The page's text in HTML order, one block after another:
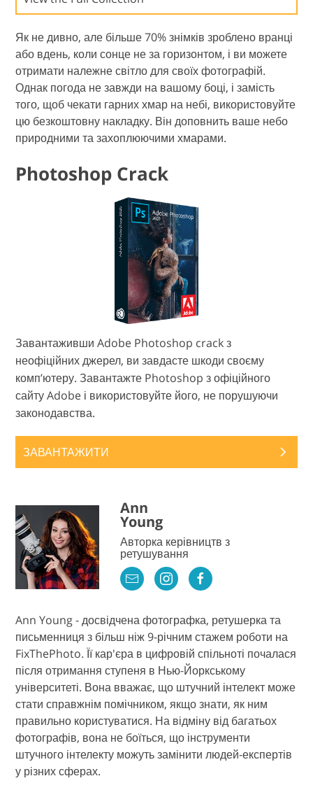
Як не дивно, але більше 70% знімків зроблено вранці
або вдень, коли сонце не за горизонтом, і ви можете
отримати належне світло для своїх фотографій.
Однак погода не завжди на вашому боці, і замість
того, щоб чекати гарних хмар на небі, використовуйте
цю безкоштовну накладку. Він доповнить ваше небо
природними та захоплюючими хмарами.
Photoshop Crack
Завантаживши Adobe Photoshop crack з
неофіційних джерел, ви завдасте шкоди своєму
комп’ютеру. Завантажте Photoshop з офіційного
сайту Adobe і використовуйте його, не порушуючи
законодавства.
ЗАВАНТАЖИТИ
Ann
Young
Авторка керівництв з
ретушування
Ann Young - досвідчена фотографка, ретушерка та
письменниця з більш ніж 9-річним стажем роботи на
FixThePhoto. Її кар'єра в цифровій спільноті почалася
після отримання ступеня в Нью-Йоркському
університеті. Вона вважає, що штучний інтелект може
стати справжнім помічником, якщо знати, як ним
правильно користуватися. На відміну від багатьох
фотографів, вона не боїться, що інструменти
штучного інтелекту можуть замінити людей-експертів
у різних сферах.